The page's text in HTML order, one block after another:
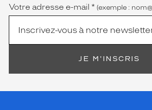
Votre adresse e-mail * (exemple :
JE M'INSCRIS